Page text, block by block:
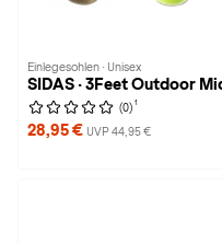
Einlegesohlen · Unisex
SIDAS · 3Feet Outdoor
(0) 1
28,95 € UVP 44,95 €